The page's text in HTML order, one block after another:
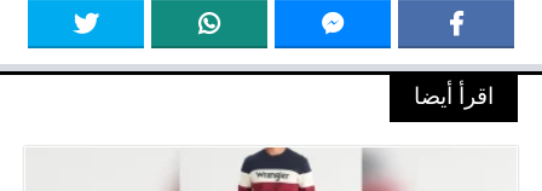
اقرأ أيضا